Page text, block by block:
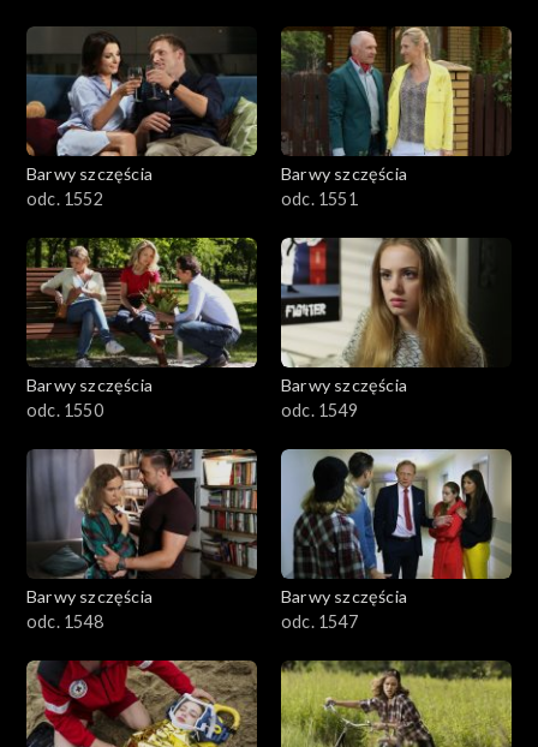
Barwy szczęścia
odc. 1552
Barwy szczęścia
odc. 1551
Barwy szczęścia
odc. 1550
Barwy szczęścia
odc. 1549
Barwy szczęścia
odc. 1548
Barwy szczęścia
odc. 1547